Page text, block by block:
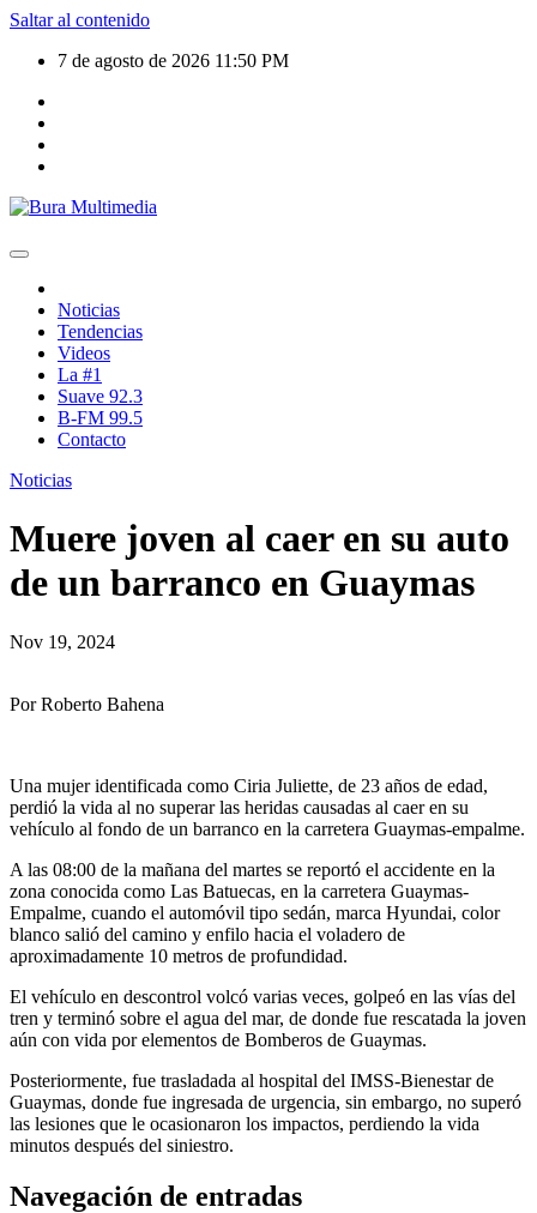
Saltar al contenido
7 de agosto de 2026 11:50 PM
Noticias
Tendencias
Videos
La #1
Suave 92.3
B-FM 99.5
Contacto
Noticias
Muere joven al caer en su auto
de un barranco en Guaymas
Nov 19, 2024
Por Roberto Bahena
Una mujer identificada como Ciria Juliette, de 23 años de edad,
perdió la vida al no superar las heridas causadas al caer en su
vehículo al fondo de un barranco en la carretera Guaymas-empalme.
A las 08:00 de la mañana del martes se reportó el accidente en la
zona conocida como Las Batuecas, en la carretera Guaymas-
Empalme, cuando el automóvil tipo sedán, marca Hyundai, color
blanco salió del camino y enfilo hacia el voladero de
aproximadamente 10 metros de profundidad.
El vehículo en descontrol volcó varias veces, golpeó en las vías del
tren y terminó sobre el agua del mar, de donde fue rescatada la joven
aún con vida por elementos de Bomberos de Guaymas.
Posteriormente, fue trasladada al hospital del IMSS-Bienestar de
Guaymas, donde fue ingresada de urgencia, sin embargo, no superó
las lesiones que le ocasionaron los impactos, perdiendo la vida
minutos después del siniestro.
Navegación de entradas